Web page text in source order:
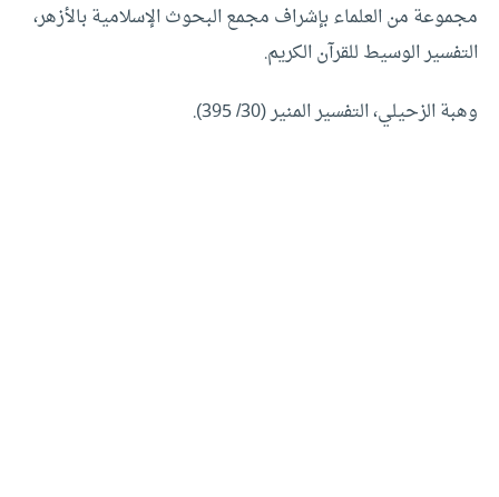
مجموعة من العلماء بإشراف مجمع البحوث الإسلامية بالأزهر،
التفسير الوسيط للقرآن الكريم.
وهبة الزحيلي، التفسير المنير (30/ 395).